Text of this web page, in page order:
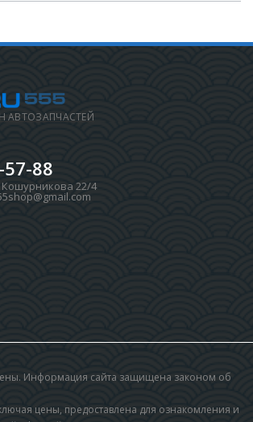
АВТОЗАПЧАСТЕЙ
57-88
Кошурникова 22/4
Информация сайта защищена законом об
цены, предоставлена для ознакомления и